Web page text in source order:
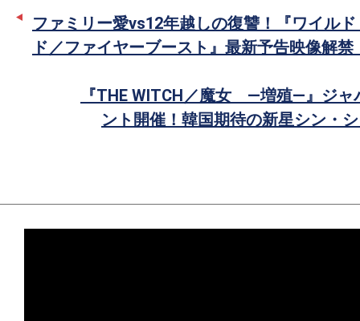
ー
ア
ファミリー愛vs12年越しの復讐！『ワイル
ド／ファイヤーブースト』最新予告映像解禁
『THE WITCH／魔女 —増殖—』ジャ
ント開催！韓国期待の新星シン・